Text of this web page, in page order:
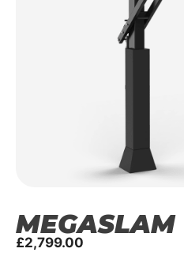
MEGASLAM
£2,799.00